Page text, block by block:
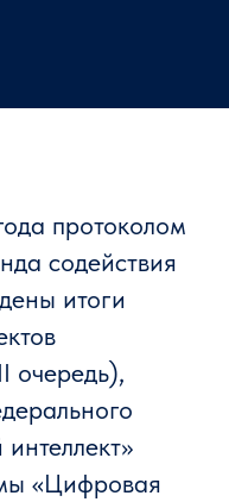
протоколом
содействия
итоги
очередь),
«Цифровая